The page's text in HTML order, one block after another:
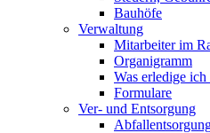
Bauhöfe
Verwaltung
Mitarbeiter im
Organigramm
Was erledige
Formulare
Ver- und Entsorgung